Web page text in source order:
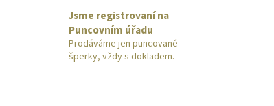
Jsme registrovaní na
Puncovním úřadu
Prodáváme jen puncované
šperky, vždy s dokladem.